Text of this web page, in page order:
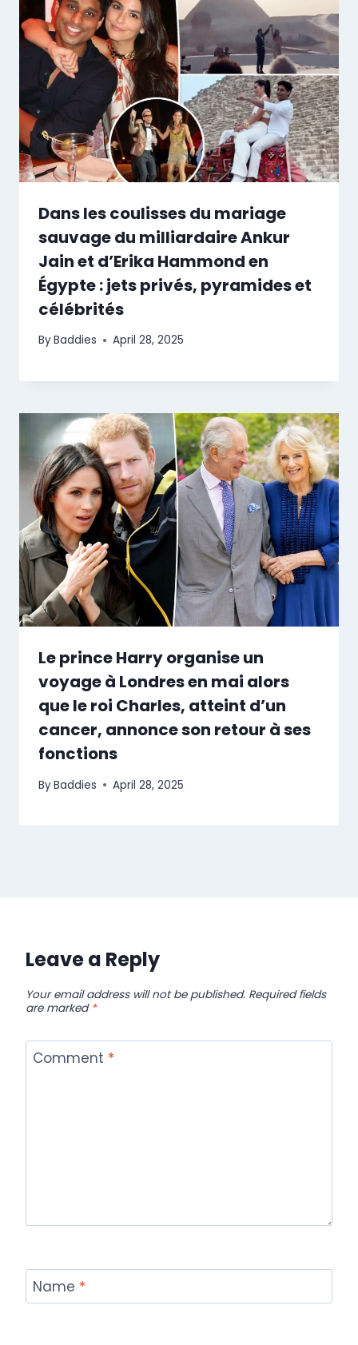
Dans les coulisses du mariage
sauvage du milliardaire Ankur
Jain et d’Erika Hammond en
Égypte : jets privés, pyramides et
célébrités
ByBaddies April 28, 2025
Le prince Harry organise un
voyage à Londres en mai alors
que le roi Charles, atteint d’un
cancer, annonce son retour à ses
fonctions
ByBaddies April 28, 2025
Leave a Reply
Your email address will not be published. Required fields
are marked *
Comment *
Name *